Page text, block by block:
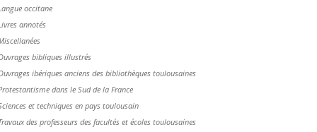
occitane
annotés
bibliques illustrés
ibériques anciens des bibliothèques toulousaines
dans le Sud de la France
et techniques en pays toulousain
des professeurs des facultés et écoles toulousaines